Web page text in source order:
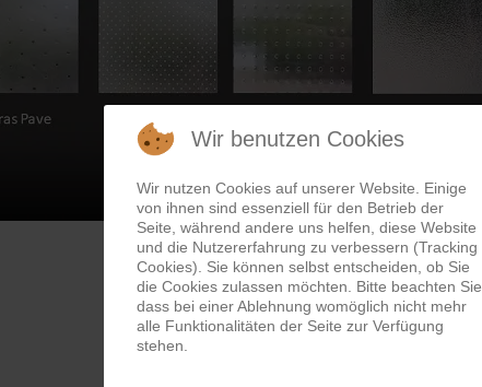
Wir benutzen Cookies
Wir nutzen Cookies auf unserer Website. Einige
von ihnen sind essenziell für den Betrieb der
Seite, während andere uns helfen, diese Website
und die Nutzererfahrung zu verbessern (Tracking
Cookies). Sie können selbst entscheiden, ob Sie
die Cookies zulassen möchten. Bitte beachten Sie,
dass bei einer Ablehnung womöglich nicht mehr
alle Funktionalitäten der Seite zur Verfügung
stehen.